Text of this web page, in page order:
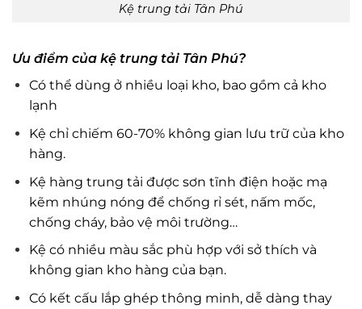
Kệ trung tải Tân Phú
Ưu điểm của kệ trung tải Tân Phú?
Có thể dùng ở nhiều loại kho, bao gồm cả kho
lạnh
Kệ chỉ chiếm 60-70% không gian lưu trữ của kho
hàng.
Kệ hàng trung tải được sơn tĩnh điện hoặc mạ
kẽm nhúng nóng để chống rỉ sét, nấm mốc,
chống cháy, bảo vệ môi trường…
Kệ có nhiều màu sắc phù hợp với sở thích và
không gian kho hàng của bạn.
Có kết cấu lắp ghép thông minh, dễ dàng thay